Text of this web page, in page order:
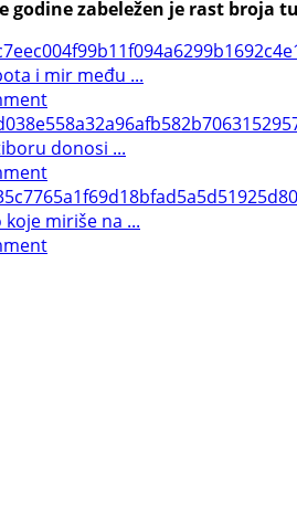
godine zabeležen je rast
i mir među ...
donosi ...
miriše na ...